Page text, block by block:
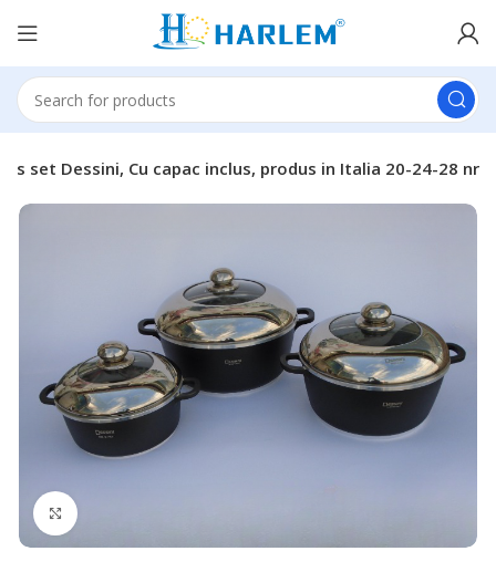
set Dessini, Cu capac inclus, produs in Italia 20-24-28 nr